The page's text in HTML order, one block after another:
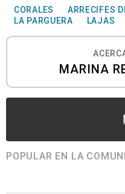
CORALES ARRECIFES
LA PARGUERA
LAJAS
MARINA
POPULAR EN LA